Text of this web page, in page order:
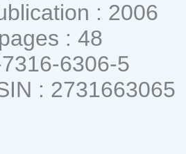
: 2006
: 48
6306-5
: 2731663065